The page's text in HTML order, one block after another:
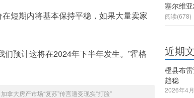
短期内将基本保持平稳，如果大量卖家
预计这将在2024年下半年发生。”霍格
拿大房产市场“复苏”传言遭受现实“打脸”
塞尔维
阅读(678)
近期
橙县布
趋稳
2026年4